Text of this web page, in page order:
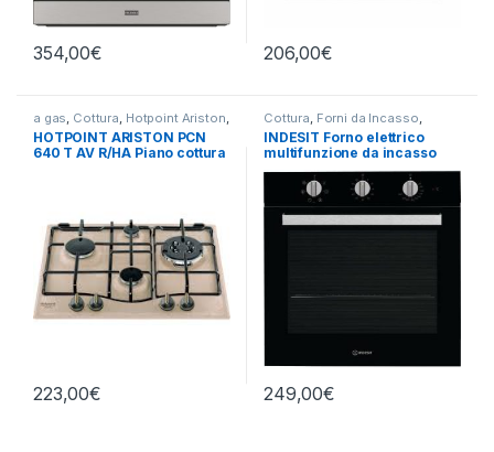
354,00€ 206,00€
a gas Cottura Hotpoint Ariston
Piani Cottura
HOTPOINT ARISTON PCN
640 T AV R/HA Piano cottura
223,00€
Cottura Forni da Incasso
Indesit
INDESIT Forno elettrico
multifunzione da incasso
IFW 6530 BL
249,00€